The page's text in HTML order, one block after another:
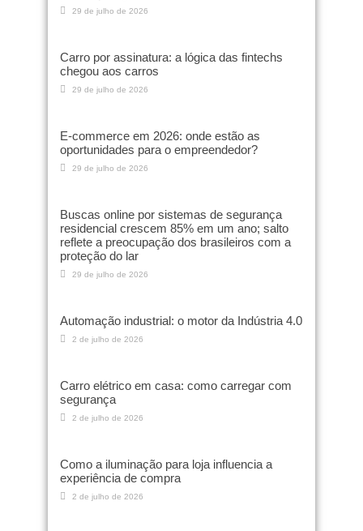
29 de julho de 2026
Carro por assinatura: a lógica das fintechs
chegou aos carros
29 de julho de 2026
E-commerce em 2026: onde estão as
oportunidades para o empreendedor?
29 de julho de 2026
Buscas online por sistemas de segurança
residencial crescem 85% em um ano; salto
reflete a preocupação dos brasileiros com a
proteção do lar
29 de julho de 2026
Automação industrial: o motor da Indústria 4.0
2 de julho de 2026
Carro elétrico em casa: como carregar com
segurança
2 de julho de 2026
Como a iluminação para loja influencia a
experiência de compra
2 de julho de 2026